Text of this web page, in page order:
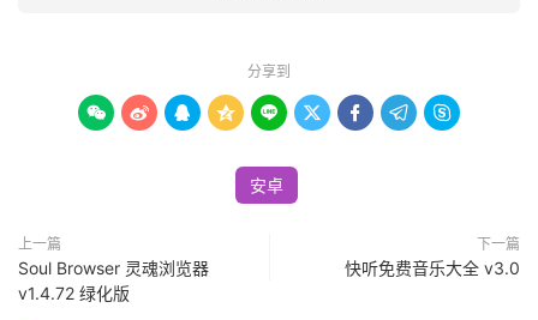
分享到
        
安卓
上一篇
Soul Browser 灵魂浏览器
v1.4.72 绿化版
下一篇
快听免费音乐大全 v3.0